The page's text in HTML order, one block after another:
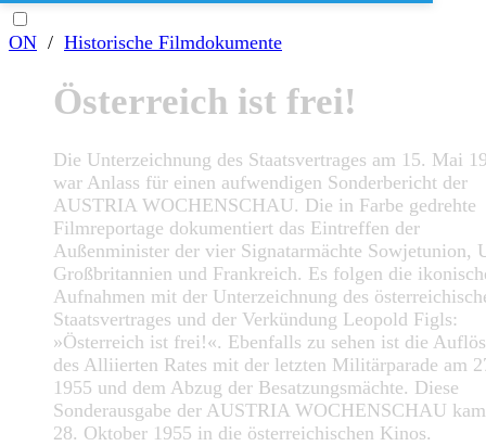
ON / Historische Filmdokumente
Österreich ist frei!
Die Unterzeichnung des Staatsvertrages am 15. Mai
war Anlass für einen aufwendigen Sonderbericht der
AUSTRIA WOCHENSCHAU. Die in Farbe gedrehte
Filmreportage dokumentiert das Eintreffen der
Außenminister der vier Signatarmächte Sowjetunion,
Großbritannien und Frankreich. Es folgen die
Aufnahmen mit der Unterzeichnung des
Staatsvertrages und der Verkündung Leopold Figls:
»Österreich ist frei!«. Ebenfalls zu sehen ist die
des Alliierten Rates mit der letzten Militärparade am
1955 und dem Abzug der Besatzungsmächte. Diese
Sonderausgabe der AUSTRIA WOCHENSCHAU
28. Oktober 1955 in die österreichischen Kinos.